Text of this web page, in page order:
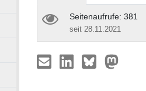
Seitenaufrufe: 381
seit 28.11.2021